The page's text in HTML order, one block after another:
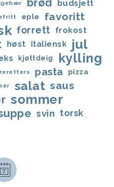
brød budsjett
eple favoritt
forrett frokost
høst italiensk
jul
kjøttdeig kylling
pasta pizza
salat saus
sommer
svin torsk